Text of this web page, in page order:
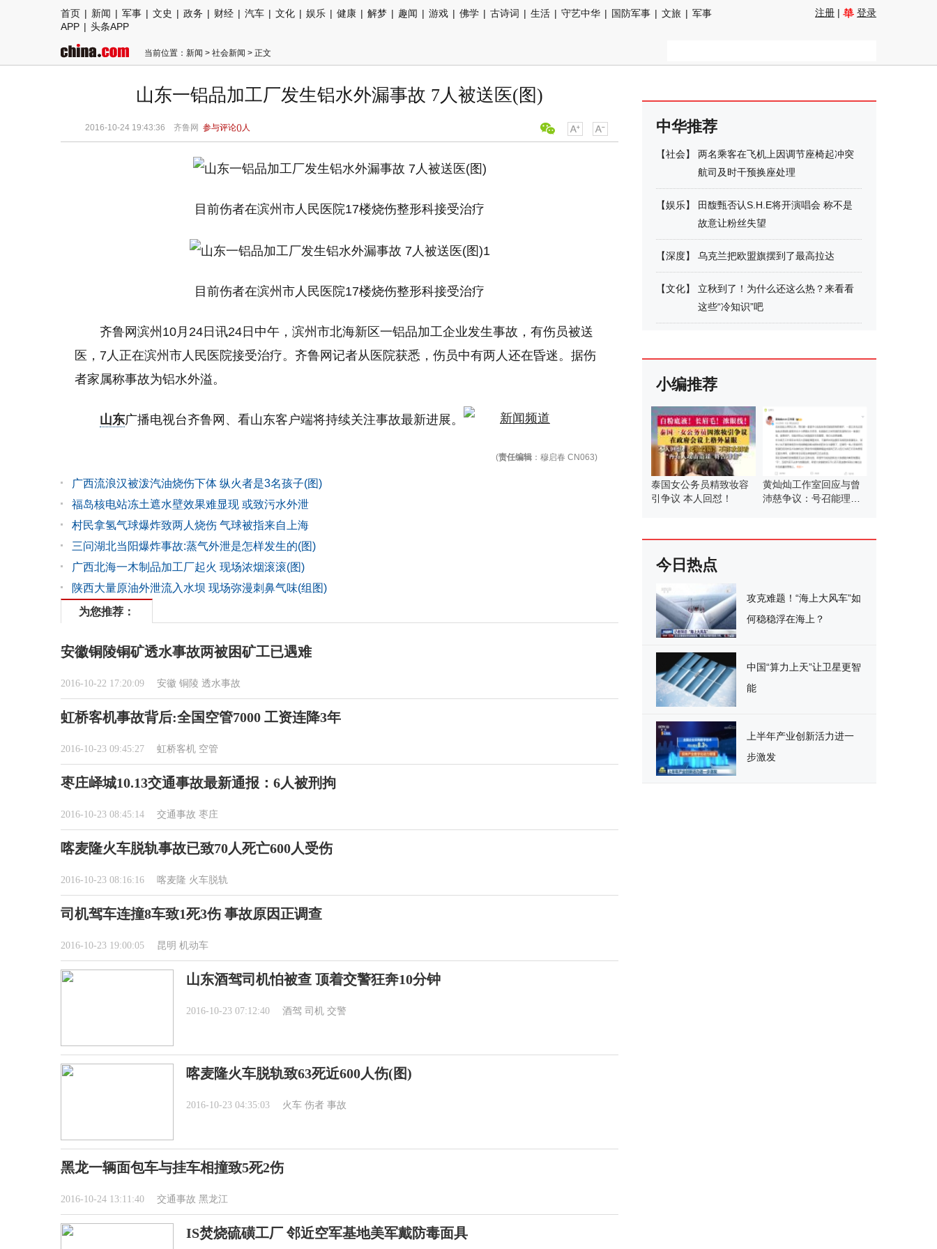
首页 | 新闻 | 军事 | 文史 | 政务 | 财经 | 汽车 | 文化 | 娱乐 | 健康 | 解梦 | 趣闻 | 游戏 | 佛学 | 古诗词 | 生活 | 守艺中华 | 国防军事 | 文旅 | 军事
APP | 头条APP
注册 | 登录
当前位置： 新闻 > 社会新闻 > 正文
山东一铝品加工厂发生铝水外漏事故 7人被送医(图)
2016-10-24 19:43:36 齐鲁网 参与评论()人
目前伤者在滨州市人民医院17楼烧伤整形科接受治疗
目前伤者在滨州市人民医院17楼烧伤整形科接受治疗
齐鲁网滨州10月24日讯24日中午，滨州市北海新区一铝品加工企业发生事故，有伤员被送
医，7人正在滨州市人民医院接受治疗。齐鲁网记者从医院获悉，伤员中有两人还在昏迷。据伤
者家属称事故为铝水外溢。
山东广播电视台齐鲁网、看山东客户端将持续关注事故最新进展。
(责任编辑 ：穆启春 CN063)
广西流浪汉被泼汽油烧伤下体 纵火者是3名孩子(图)
福岛核电站冻土遮水壁效果难显现 或致污水外泄
村民拿氢气球爆炸致两人烧伤 气球被指来自上海
三问湖北当阳爆炸事故:蒸气外泄是怎样发生的(图)
广西北海一木制品加工厂起火 现场浓烟滚滚(图)
陕西大量原油外泄流入水坝 现场弥漫刺鼻气味(组图)
为您推荐：
安徽铜陵铜矿透水事故两被困矿工已遇难
2016-10-22 17:20:09 安徽 铜陵 透水事故
虹桥客机事故背后:全国空管7000 工资连降3年
2016-10-23 09:45:27 虹桥客机 空管
枣庄峄城10.13交通事故最新通报：6人被刑拘
2016-10-23 08:45:14 交通事故 枣庄
喀麦隆火车脱轨事故已致70人死亡600人受伤
2016-10-23 08:16:16 喀麦隆 火车脱轨
司机驾车连撞8车致1死3伤 事故原因正调查
2016-10-23 19:00:05 昆明 机动车
山东酒驾司机怕被查 顶着交警狂奔10分钟
2016-10-23 07:12:40 酒驾 司机 交警
喀麦隆火车脱轨致63死近600人伤(图)
2016-10-23 04:35:03 火车 伤者 事故
黑龙一辆面包车与挂车相撞致5死2伤
2016-10-24 13:11:40 交通事故 黑龙江
IS焚烧硫磺工厂 邻近空军基地美军戴防毒面具
中华推荐
【社会】
两名乘客在飞机上因调节座椅起冲突
航司及时干预换座处理
【娱乐】
田馥甄否认S.H.E将开演唱会 称不是
故意让粉丝失望
【深度】 乌克兰把欧盟旗摆到了最高拉达
【文化】
立秋到了！为什么还这么热？来看看
这些“冷知识”吧
小编推荐
泰国女公务员精致妆容
引争议 本人回怼！
黄灿灿工作室回应与曾
沛慈争议：号召能理智
今日热点
攻克难题！“海上大风车”如
何稳稳浮在海上？
中国“算力上天”让卫星更智
能
上半年产业创新活力进一
步激发